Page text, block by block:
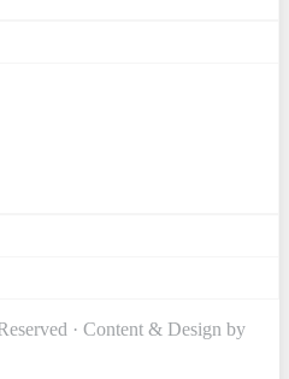
· Content & Design by